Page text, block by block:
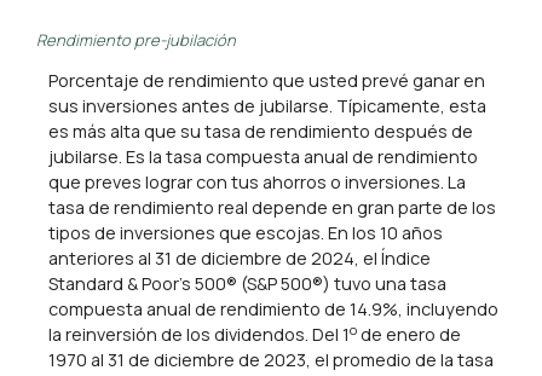
Rendimiento pre-jubilación
Porcentaje de rendimiento que usted prevé ganar en
sus inversiones antes de jubilarse. Típicamente, esta
es más alta que su tasa de rendimiento después de
jubilarse. Es la tasa compuesta anual de rendimiento
que preves lograr con tus ahorros o inversiones. La
tasa de rendimiento real depende en gran parte de los
tipos de inversiones que escojas. En los 10 años
anteriores al 31 de diciembre de 2024, el Índice
Standard & Poor's 500® (S&P 500®) tuvo una tasa
compuesta anual de rendimiento de 14.9%, incluyendo
la reinversión de los dividendos. Del 1o de enero de
1970 al 31 de diciembre de 2023, el promedio de la tasa